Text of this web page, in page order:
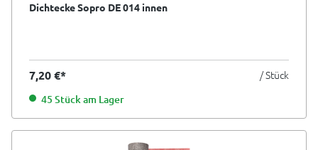
Dichtecke Sopro DE 014 innen
7,20 €* / Stück
45 Stück am Lager